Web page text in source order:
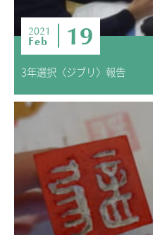
2021
Feb 19
3年選択〈ジブリ〉報告